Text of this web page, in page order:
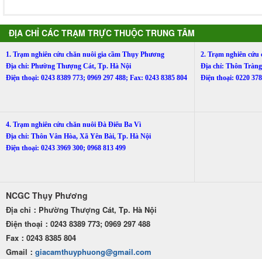
ĐỊA CHỈ CÁC TRẠM TRỰC THUỘC TRUNG TÂM
1. Trạm nghiên cứu chăn nuôi gia cầm Thụy Phương
Địa chỉ: Phường Thượng Cát, Tp. Hà Nội
Điện thoại: 0243 8389 773; 0969 297 488; Fax: 0243 8385 804
2. Trạm nghiên
Địa chỉ: Thôn
Điện thoại: 0220
4. Trạm nghiên cứu chăn nuôi Đà Điểu Ba Vì
Địa chỉ: Thôn Vân Hòa, Xã Yên Bài, Tp. Hà Nội
Điện thoại: 0243 3969 300; 0968 813 499
NCGC Thụy Phương
Địa chỉ：Phường Thượng Cát, Tp. Hà Nội
Điện thoại：0243 8389 773; 0969 297 488
Fax：0243 8385 804
Gmail： giacamthuyphuong@gmail.com